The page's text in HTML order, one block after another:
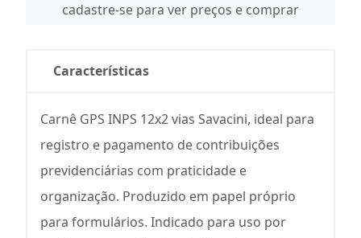
cadastre-se para ver preços e comprar
Características
Carnê GPS INPS 12x2 vias Savacini, ideal para
registro e pagamento de contribuições
previdenciárias com praticidade e
organização. Produzido em papel próprio
para formulários. Indicado para uso por